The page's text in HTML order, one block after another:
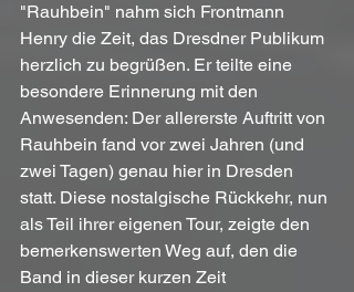
"Rauhbein" nahm sich Frontmann
Henry die Zeit, das Dresdner Publikum
herzlich zu begrüßen. Er teilte eine
besondere Erinnerung mit den
Anwesenden: Der allererste Auftritt von
Rauhbein fand vor zwei Jahren (und
zwei Tagen) genau hier in Dresden
statt. Diese nostalgische Rückkehr, nun
als Teil ihrer eigenen Tour, zeigte den
bemerkenswerten Weg auf, den die
Band in dieser kurzen Zeit